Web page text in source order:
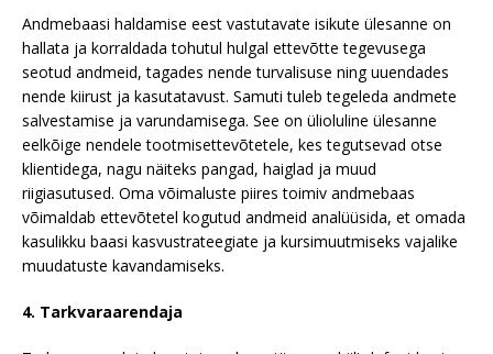
Andmebaasi haldamise eest vastutavate isikute ülesanne on
hallata ja korraldada tohutul hulgal ettevõtte tegevusega
seotud andmeid, tagades nende turvalisuse ning uuendades
nende kiirust ja kasutatavust. Samuti tuleb tegeleda andmete
salvestamise ja varundamisega. See on ülioluline ülesanne
eelkõige nendele tootmisettevõtetele, kes tegutsevad otse
klientidega, nagu näiteks pangad, haiglad ja muud
riigiasutused. Oma võimaluste piires toimiv andmebaas
võimaldab ettevõtetel kogutud andmeid analüüsida, et omada
kasulikku baasi kasvustrateegiate ja kursimuutmiseks vajalike
muudatuste kavandamiseks.
4. Tarkvaraarendaja